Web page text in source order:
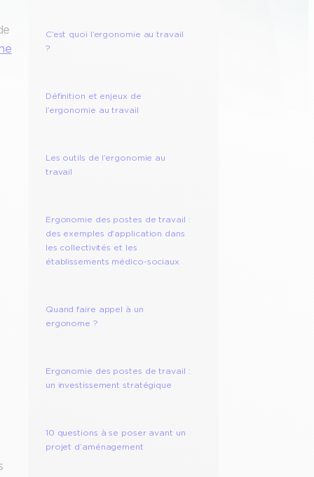
C’est quoi l’ergonomie au travail
?
Définition et enjeux de
l’ergonomie au travail
Les outils de l’ergonomie au
travail
Ergonomie des postes de travail :
des exemples d'application dans
les collectivités et les
établissements médico-sociaux
Quand faire appel à un
ergonome ?
Ergonomie des postes de travail :
un investissement stratégique
10 questions à se poser avant un
projet d’aménagement